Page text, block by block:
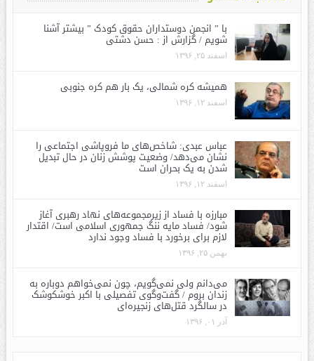
با ” انجمن دوستداران حقوق کودک ” بیشتر آشنا
شویم / گزارش از : حسن دشتی
اسفند ۲۵, ۱۳۹۶
همیشه کره شمالی، یک بار هم کره جنوبی
اسفند ۱۲, ۱۳۹۶
عباس عبدی: شاخص‌های ما فروپاشی اجتماعی را
نشان می‌دهد/ وضعیت پوشش زنان در حال تبدیل
شدن به یک بحران است
اسفند ۱۲, ۱۳۹۶
مبارزه با فساد از زیرمجموعه‌های نهاد رهبری آغاز
شود/ فساد مایه ننگ جمهوری اسلامی است/ اقتدار
لازم برای برخورد با فساد وجود ندارد
بهمن ۲۵, ۱۳۹۶
می‌دانم ولی نمی‌گویم، چون نمی‌خواهم دوباره به
زندان بروم / گفت‌وگوی تفصیلی با اکبر خوشکوشک
در سالگرد قتل‌های زنجیره‌ای
آذر ۰۱, ۱۳۹۶